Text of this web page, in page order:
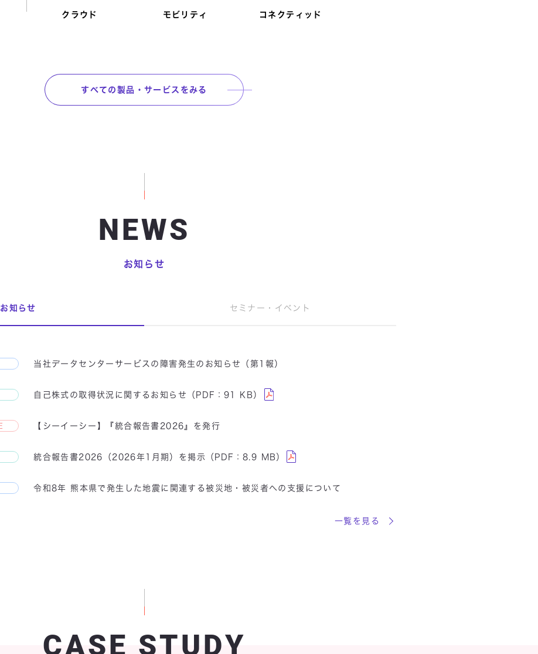
クラウド モビリティ コネクティッド
内部統制
ICTインフラ構
すべての製品・サービスをみる
NEWS
お知らせ
お知らせ セミナー・イベント
当社データセンターサービスの障害発生のお知らせ（第1報）
自己株式の取得状況に関するお知らせ（PDF：91 KB）
【シーイーシー】『統合報告書2026』を発行
統合報告書2026（2026年1月期）を掲示（PDF：8.9 MB）
令和8年 熊本県で発生した地震に関連する被災地・被災者への支援について
一覧を見る
CASE STUDY